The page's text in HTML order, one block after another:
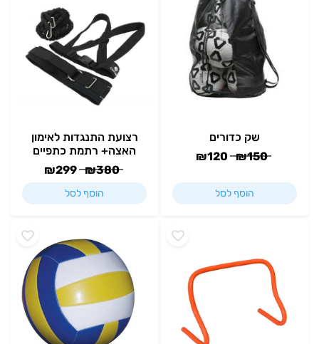
שק כדורים
₪150
₪120
הוסף לסל
רצועת התנגדות לאימון
האצה+ רתמת כתפיים
₪380
₪299
הוסף לסל